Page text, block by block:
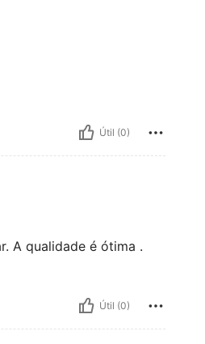
Útil (0)
A qualidade é ótima .
Útil (0)